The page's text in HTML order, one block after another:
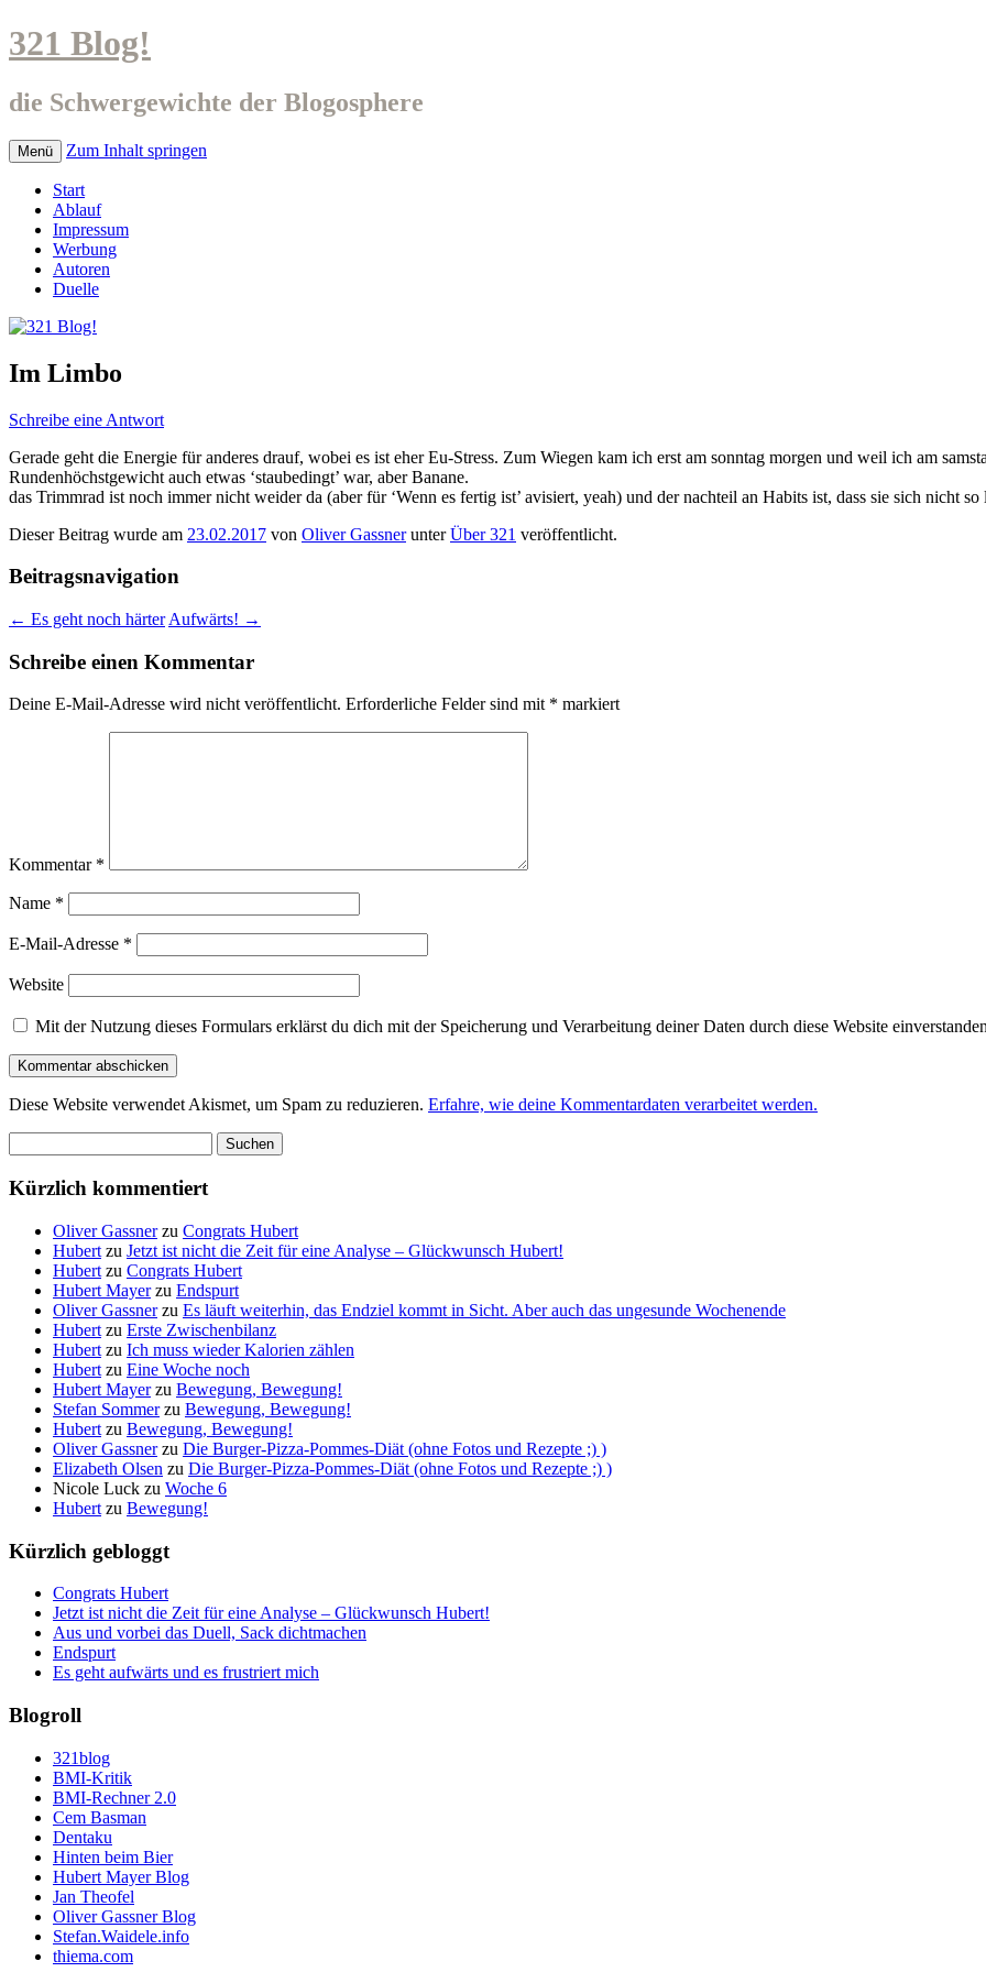
321 Blog!
die Schwergewichte der Blogosphere
Menü Zum Inhalt springen
Start
Ablauf
Impressum
Werbung
Autoren
Duelle
Im Limbo
Schreibe eine Antwort
Gerade geht die Energie für anderes drauf, wobei es ist eher Eu-Stress. Zum Wiegen kam ich erst am sonntag morgen und weil ich am
Rundenhöchstgewicht auch etwas ‘staubedingt’ war, aber Banane.
das Trimmrad ist noch immer nicht weider da (aber für ‘Wenn es fertig ist’ avisiert, yeah) und der nachteil an Habits ist, dass sie sich nicht so
Dieser Beitrag wurde am 23.02.2017 von Oliver GassnerunterÜber 321 veröffentlicht.
Beitragsnavigation
← Es geht noch härter Aufwärts! →
Schreibe einen Kommentar
Deine E-Mail-Adresse wird nicht veröffentlicht. Erforderliche Felder sind mit * markiert
Kommentar *
Name *
E-Mail-Adresse *
Website
Mit der Nutzung dieses Formulars erklärst du dich mit der Speicherung und Verarbeitung deiner Daten durch diese Website
Diese Website verwendet Akismet, um Spam zu reduzieren. Erfahre, wie deine Kommentardaten verarbeitet werden.
nach:
Kürzlich kommentiert
Oliver Gassnerzu Congrats Hubert
Hubert zu Jetzt ist nicht die Zeit für eine Analyse – Glückwunsch Hubert!
Hubert zu Congrats Hubert
Hubert Mayerzu Endspurt
Oliver Gassnerzu Es läuft weiterhin, das Endziel kommt in Sicht. Aber auch das ungesunde Wochenende
Hubert zu Erste Zwischenbilanz
Hubert zu Ich muss wieder Kalorien zählen
Hubert zu Eine Woche noch
Hubert Mayerzu Bewegung, Bewegung!
Stefan Sommerzu Bewegung, Bewegung!
Hubert zu Bewegung, Bewegung!
Oliver Gassnerzu Die Burger-Pizza-Pommes-Diät (ohne Fotos und Rezepte ;) )
Elizabeth Olsen zu Die Burger-Pizza-Pommes-Diät (ohne Fotos und Rezepte ;) )
Nicole Luck zu Woche 6
Hubert zu Bewegung!
Kürzlich gebloggt
Congrats Hubert
Jetzt ist nicht die Zeit für eine Analyse – Glückwunsch Hubert!
Aus und vorbei das Duell, Sack dichtmachen
Endspurt
Es geht aufwärts und es frustriert mich
Blogroll
321blog
BMI-Kritik
BMI-Rechner 2.0
Cem Basman
Dentaku
Hinten beim Bier
Hubert Mayer Blog
Jan Theofel
Oliver Gassner Blog
Stefan.Waidele.info
thiema.com